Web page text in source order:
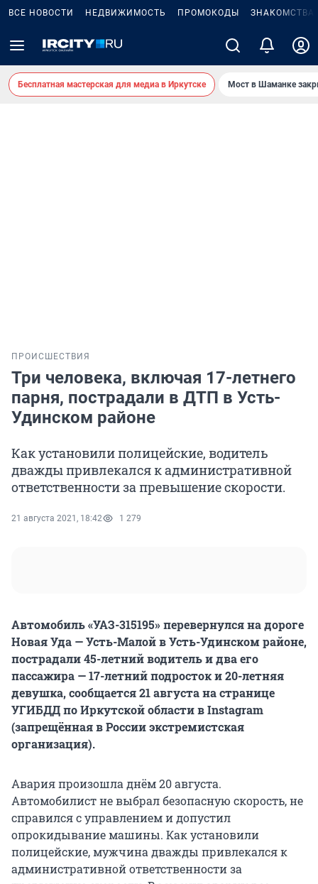
ВСЕ НОВОСТИ НЕДВИЖИМОСТЬ ПРОМОКОДЫ ЗНАКОМСТВА
Бесплатная мастерская для медиа в Иркутске Мост в Шаманке
ПРОИСШЕСТВИЯ
Три человека, включая 17-летнего
парня, пострадали в ДТП в Усть-
Удинском районе
Как установили полицейские, водитель
дважды привлекался к административной
ответственности за превышение скорости.
21 августа 2021, 18:42 1 279
Автомобиль «УАЗ-315195» перевернулся на дороге
Новая Уда — Усть-Малой в Усть-Удинском районе,
пострадали 45-летний водитель и два его
пассажира — 17-летний подросток и 20-летняя
девушка, сообщается 21 августа на странице
УГИБДД по Иркутской области в Instagram
(запрещённая в России экстремистская
организация).
Авария произошла днём 20 августа.
Автомобилист не выбрал безопасную скорость, не
справился с управлением и допустил
опрокидывание машины. Как установили
полицейские, мужчина дважды привлекался к
административной ответственности за